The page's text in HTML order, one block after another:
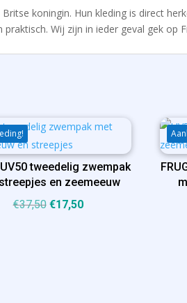
koningin. Hun kleding is direct
Wij zijn in ieder geval gek op
UV50 tweedelig zwempak
en zeemeeuw
€37,50 Oorspronkelijke
€17,50Huidige